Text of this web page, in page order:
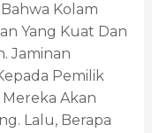
Kolam
Yang Kuat Dan
Jaminan
Pemilik
Akan
Lalu, Berapa